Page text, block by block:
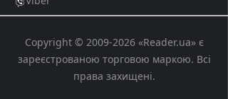
Copyright © 2009-2026 «Reader.ua» є
зареєстрованою торговою маркою. Всі
права захищені.